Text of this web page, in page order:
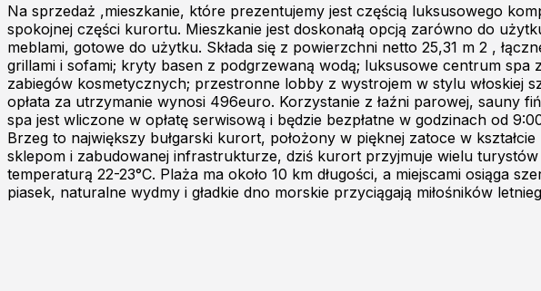
Na sprzedaż ,mieszkanie, które prezentujemy jest częścią luksusowego
spokojnej części kurortu. Mieszkanie jest doskonałą opcją zarówno do
meblami, gotowe do użytku. Składa się z powierzchni netto 25,31 m 2 ,
grillami i sofami; kryty basen z podgrzewaną wodą; luksusowe centrum spa
zabiegów kosmetycznych; przestronne lobby z wystrojem w stylu
opłata za utrzymanie wynosi 496euro. Korzystanie z łaźni parowej, sauny
spa jest wliczone w opłatę serwisową i będzie bezpłatne w godzinach od
Brzeg to największy bułgarski kurort, położony w pięknej zatoce w
sklepom i zabudowanej infrastrukturze, dziś kurort przyjmuje wielu
temperaturą 22-23°C. Plaża ma około 10 km długości, a miejscami osiąga
piasek, naturalne wydmy i gładkie dno morskie przyciągają miłośników